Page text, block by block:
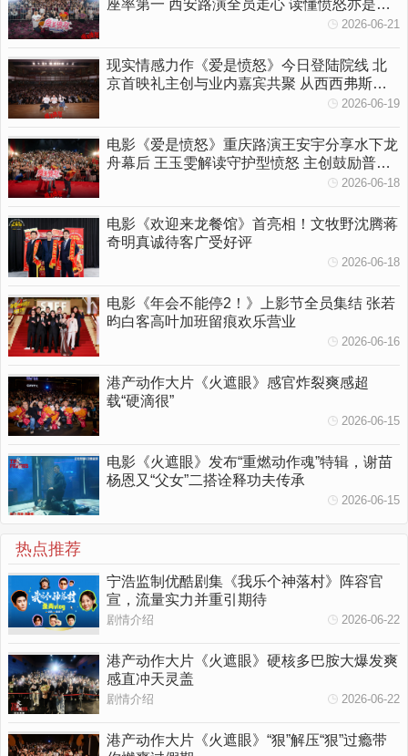
座率第一 西安路演全员走心 读懂愤怒亦是温
2026-06-21
现实情感力作《爱是愤怒》今日登陆院线 北
京首映礼主创与业内嘉宾共聚 从西西弗斯到
2026-06-19
电影《爱是愤怒》重庆路演王安宇分享水下龙
舟幕后 王玉雯解读守护型愤怒 主创鼓励普通
2026-06-18
电影《欢迎来龙餐馆》首亮相！文牧野沈腾蒋
奇明真诚待客广受好评
2026-06-18
电影《年会不能停2！》上影节全员集结 张若
昀白客高叶加班留痕欢乐营业
2026-06-16
港产动作大片《火遮眼》感官炸裂爽感超
载“硬滴很”
2026-06-15
电影《火遮眼》发布“重燃动作魂”特辑，谢苗
杨恩又“父女”二搭诠释功夫传承
2026-06-15
热点推荐
宁浩监制优酷剧集《我乐个神落村》阵容官
宣，流量实力并重引期待
剧情介绍 2026-06-22
港产动作大片《火遮眼》硬核多巴胺大爆发爽
感直冲天灵盖
剧情介绍 2026-06-22
港产动作大片《火遮眼》“狠”解压“狠”过瘾带